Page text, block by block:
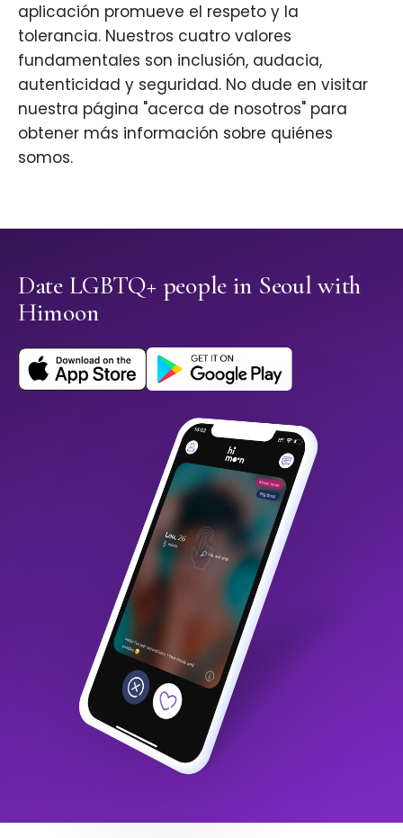
aplicación promueve el respeto y la
tolerancia. Nuestros cuatro valores
fundamentales son inclusión, audacia,
autenticidad y seguridad. No dude en visitar
nuestra página "acerca de nosotros" para
obtener más información sobre quiénes
somos.
Date LGBTQ+ people in Seoul with
Himoon